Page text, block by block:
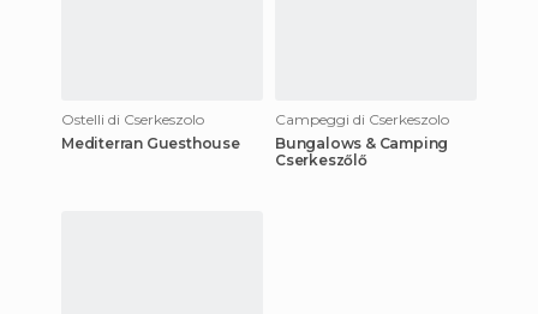
Ostelli di Cserkeszolo
Mediterran Guesthouse
Campeggi di Cserkeszolo
Bungalows & Camping
Cserkeszőlő